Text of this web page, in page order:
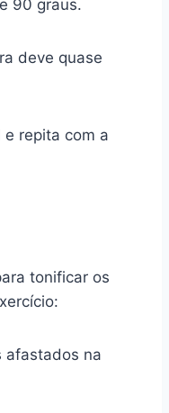
90 graus.
deve quase
e repita com a
tonificar os
afastados na